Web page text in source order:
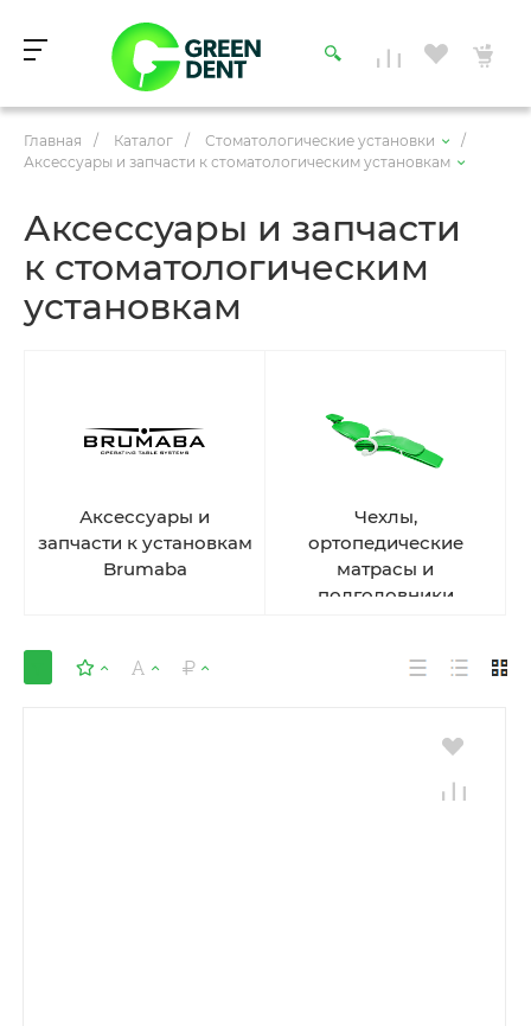
Главная / Каталог / Стоматологические установки
/
Аксессуары и запчасти к стоматологическим установкам
Аксессуары и запчасти
к стоматологическим
установкам
Аксессуары и
запчасти к установкам
Brumaba
Чехлы,
ортопедические
матрасы и
подголовники